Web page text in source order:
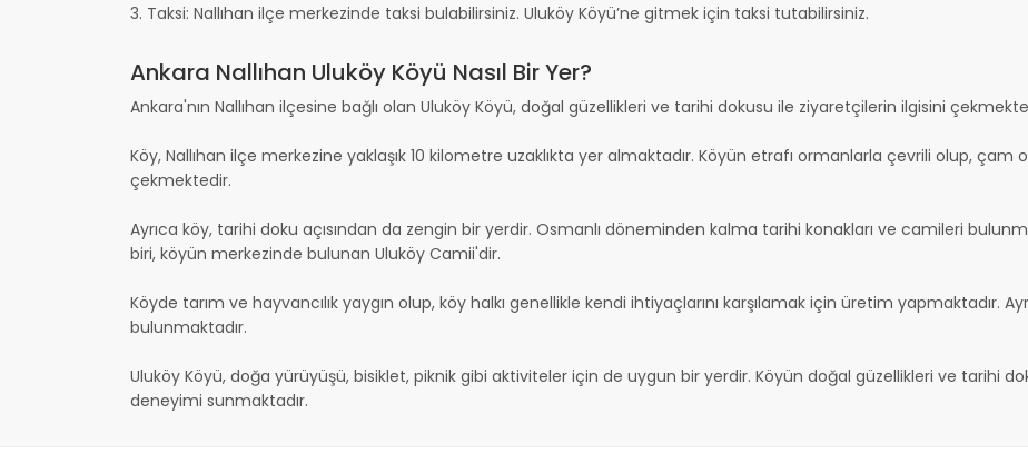
3. Taksi: Nallıhan ilçe merkezinde taksi bulabilirsiniz. Uluköy Köyü’ne gitmek için taksi tutabilirsiniz.
Ankara Nallıhan Uluköy Köyü Nasıl Bir Yer?
Ankara'nın Nallıhan ilçesine bağlı olan Uluköy Köyü, doğal güzellikleri ve tarihi dokusu ile ziyaretçilerin ilgisini
Köy, Nallıhan ilçe merkezine yaklaşık 10 kilometre uzaklıkta yer almaktadır. Köyün etrafı ormanlarla çevrili olup, çam
çekmektedir.
Ayrıca köy, tarihi doku açısından da zengin bir yerdir. Osmanlı döneminden kalma tarihi konakları ve camileri
biri, köyün merkezinde bulunan Uluköy Camii'dir.
Köyde tarım ve hayvancılık yaygın olup, köy halkı genellikle kendi ihtiyaçlarını karşılamak için üretim yapmaktadır.
bulunmaktadır.
Uluköy Köyü, doğa yürüyüşü, bisiklet, piknik gibi aktiviteler için de uygun bir yerdir. Köyün doğal güzellikleri ve tarihi
deneyimi sunmaktadır.